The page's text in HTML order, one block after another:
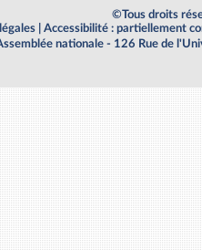
©Tous droits
Accessibilité : partiellement
nationale - 126 Rue de